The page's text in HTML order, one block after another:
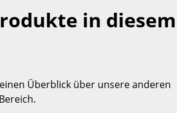
in diesem
Überblick über unsere anderen